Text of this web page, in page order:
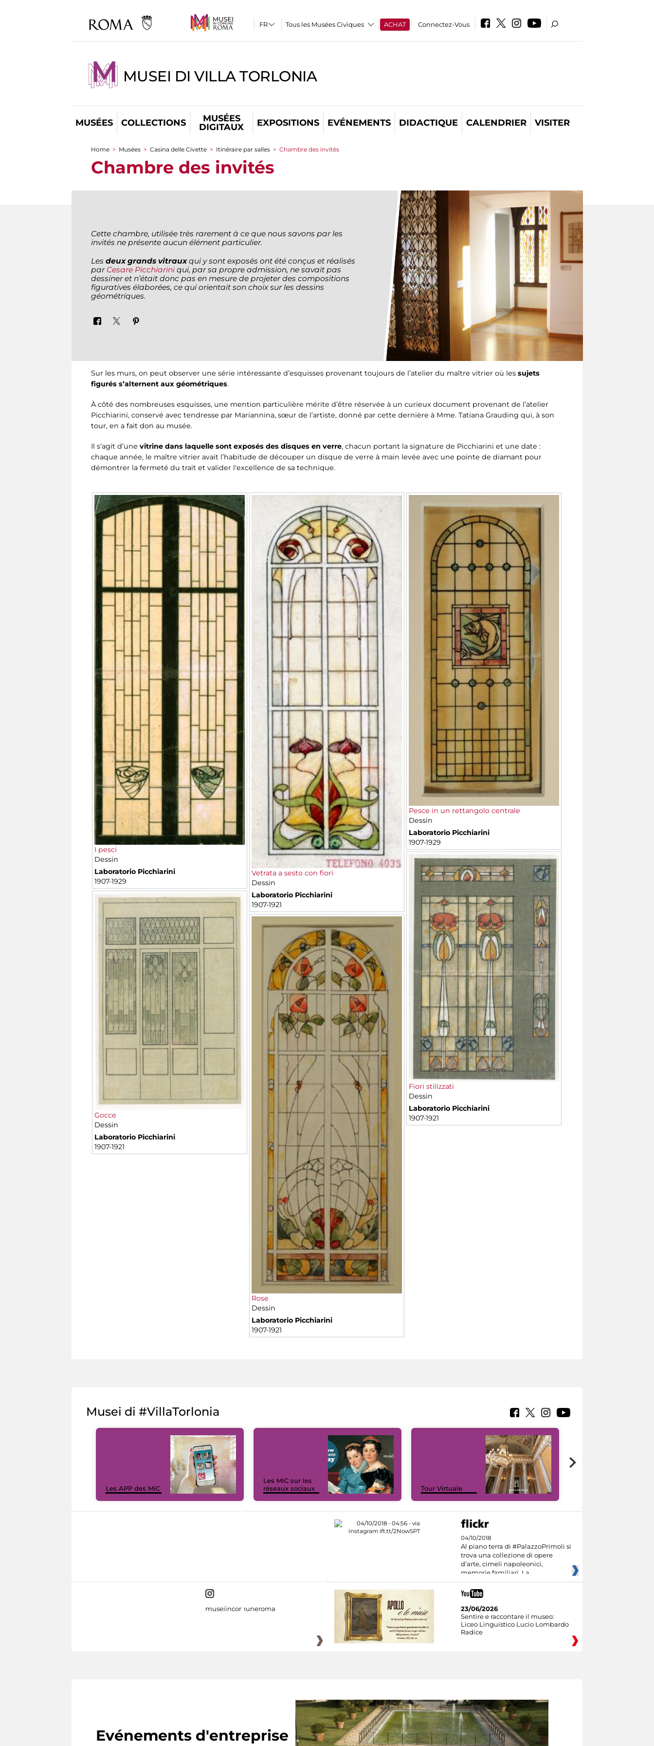
Tous les Musées Civiques ACHAT Connectez-Vous
MUSEI DI VILLA TORLONIA
MUSÉES COLLECTIONS
MUSÉES
DIGITAUX
EXPOSITIONS EVÉNEMENTS DIDACTIQUE CALENDRIER VISITER
You are here
Home > Musées > Casina delle Civette > Itinéraire par salles > Chambre des invités
Chambre des invités
Cette chambre, utilisée très rarement à ce que nous savons par les
invités ne présente aucun élément particulier.
Les deux grands vitrauxqui y sont exposés ont été conçus et réalisés
par Cesare Picchiarini qui, par sa propre admission, ne savait pas
dessiner et n’était donc pas en mesure de projeter des compositions
figuratives élaborées, ce qui orientait son choix sur les dessins
géométriques.
Sur les murs, on peut observer une série intéressante d’esquisses provenant toujours de l’atelier du maître vitrier où les sujets
figurés s’alternent aux géométriques.
À côté des nombreuses esquisses, une mention particulière mérite d’être réservée à un curieux document provenant de l’atelier
Picchiarini, conservé avec tendresse par Mariannina, sœur de l’artiste, donné par cette dernière à Mme. Tatiana Grauding qui, à son
tour, en a fait don au musée.
Il s’agit d’une vitrine dans laquelle sont exposés des disques en verre, chacun portant la signature de Picchiarini et une date :
chaque année, le maître vitrier avait l’habitude de découper un disque de verre à main levée avec une pointe de diamant pour
démontrer la fermeté du trait et valider l'excellence de sa technique.
I pesci
Dessin
Laboratorio Picchiarini
1907-1929
Vetrata a sesto con fiori
Dessin
Laboratorio Picchiarini
1907-1921
Pesce in un rettangolo centrale
Dessin
Laboratorio Picchiarini
1907-1929
Fiori stilizzati
Dessin
Laboratorio Picchiarini
1907-1921
Gocce
Dessin
Laboratorio Picchiarini
1907-1921
Rose
Dessin
Laboratorio Picchiarini
1907-1921
Musei di #VillaTorlonia
Les APP des MiC
Les MiC sur les
réseaux sociaux
Tour Virtuale
04/10/2018
Al piano terra di #PalazzoPrimoli si
trova una collezione di opere
d’arte, cimeli napoleonici,
memorie familiari. La
museiincomuneroma
23/06/2026
Sentire e raccontare il museo:
Liceo Linguistico Lucio Lombardo
Radice
Evénements d'entreprise